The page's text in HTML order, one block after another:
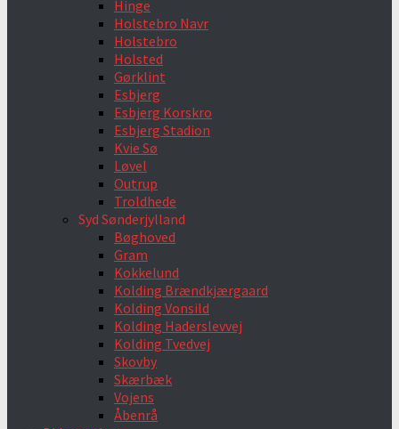
Hinge
Holstebro Navr
Holstebro
Holsted
Gørklint
Esbjerg
Esbjerg Korskro
Esbjerg Stadion
Kvie Sø
Løvel
Outrup
Troldhede
Syd Sønderjylland
Bøghoved
Gram
Kokkelund
Kolding Brændkjærgaard
Kolding Vonsild
Kolding Haderslevvej
Kolding Tvedvej
Skovby
Skærbæk
Vojens
Åbenrå